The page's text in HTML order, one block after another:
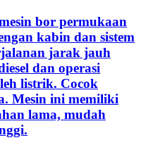
bor permukaan
kabin dan sistem
jarak jauh
dan operasi
listrik. Cocok
Mesin ini memiliki
lama, mudah